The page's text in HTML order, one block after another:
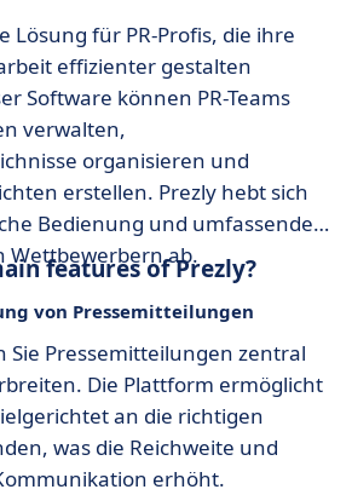
Lösung für PR-Profis, die ihre
effizienter gestalten
Software können PR-Teams
verwalten,
organisieren und
erstellen. Prezly hebt sich
Bedienung und umfassende
ab.
features of Prezly?
von Pressemitteilungen
Sie Pressemitteilungen zentral
Die Plattform ermöglicht
an die richtigen
was die Reichweite und
erhöht.